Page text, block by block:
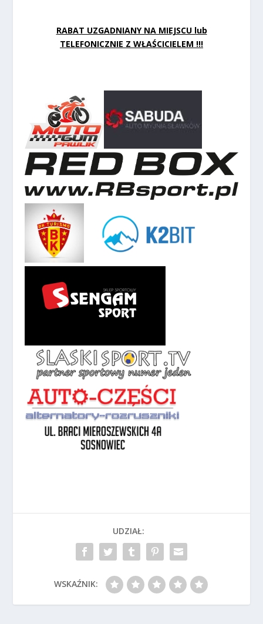
RABAT UZGADNIANY NA MIEJSCU lub
TELEFONICZNIE Z WŁAŚCICIELEM !!!
UDZIAŁ:
WSKAŹNIK: